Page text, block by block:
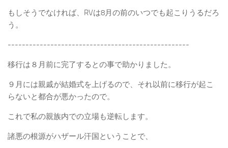
もしそうでなければ、RVは8月の前のいつでも起こりうるだろ
う。
---------------------------------------------------
移行は８月前に完了するとの事で助かりました。
９月には親戚が結婚式を上げるので、それ以前に移行が起こ
らないと都合が悪かったので。
これで私の親族内での立場も逆転します。
諸悪の根源がハザール汗国ということで、